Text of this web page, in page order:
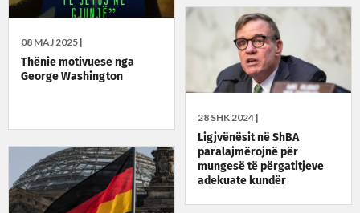
08 MAJ 2025 |
Thënie motivuese nga
George Washington
28 SHK 2024 |
Ligjvënësit në ShBA
paralajmërojnë për
mungesë të përgatitjeve
adekuate kundër